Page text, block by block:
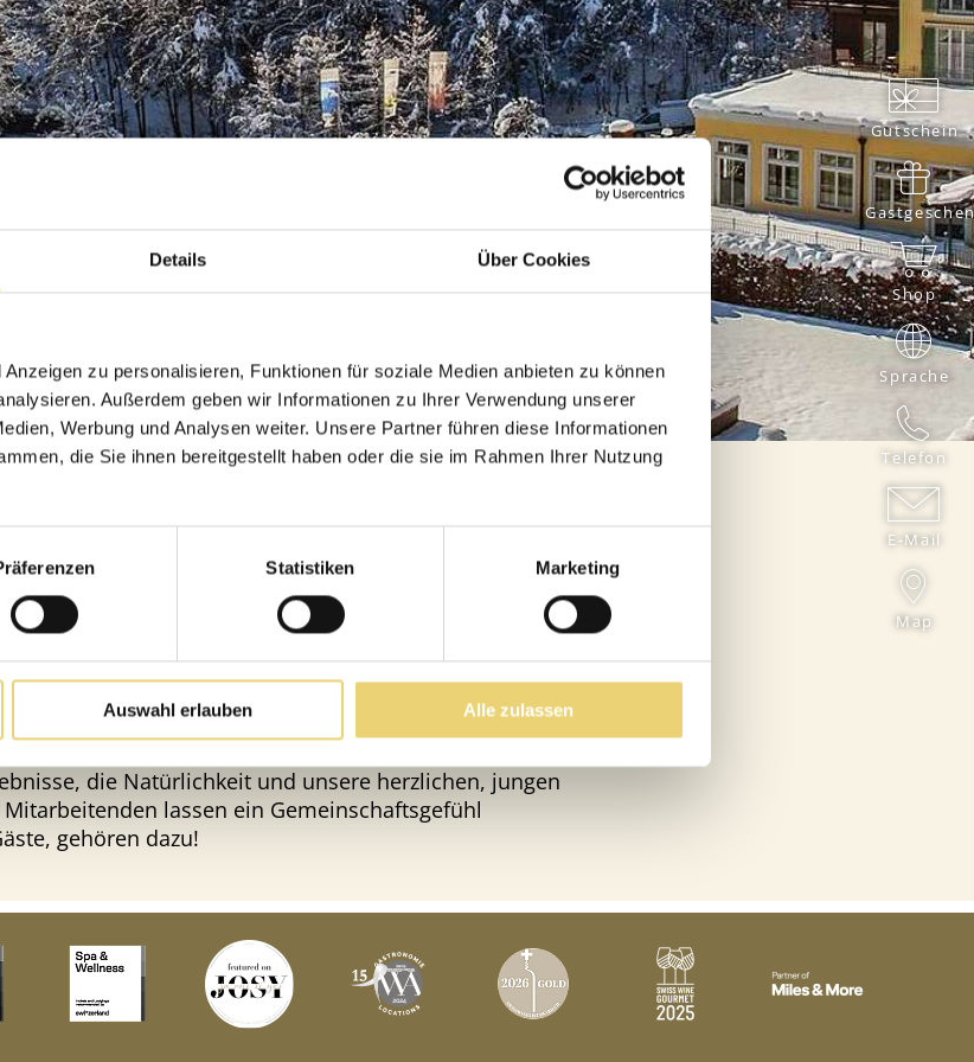
Details Über Cookies
zu personalisieren, Funktionen für soziale Medien anbieten zu können
Außerdem geben wir Informationen zu Ihrer Verwendung unserer
Werbung und Analysen weiter. Unsere Partner führen diese Informationen
die Sie ihnen bereitgestellt haben oder die sie im Rahmen Ihrer Nutzung
Statistiken Marketing
Auswahl erlauben Alle zulassen
Gutschein
Shop
Sprache
Telefon
E-Mail
Map
AKTIV & SPECIALS
SOMMER
WISSENSWERTES
KIDS WELCOME
WEBCAM
– wir sind eines der 5-Sterne-Superior-Hotel unter
für Junge und Junggebliebene. Ein ganzheitliches
Hotel, in dem die Spannung von Nostalgie und
ist und Farben und Formen die Kulisse prägen.
Lenkerhofs ergeben eine innere Welt der Schönheit,
Ausgewogenheit und Freude, Echtheit und
die Natürlichkeit und unsere herzlichen, jungen
lassen ein Gemeinschaftsgefühl
gehören dazu!